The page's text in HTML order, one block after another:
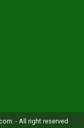
- All right reserved